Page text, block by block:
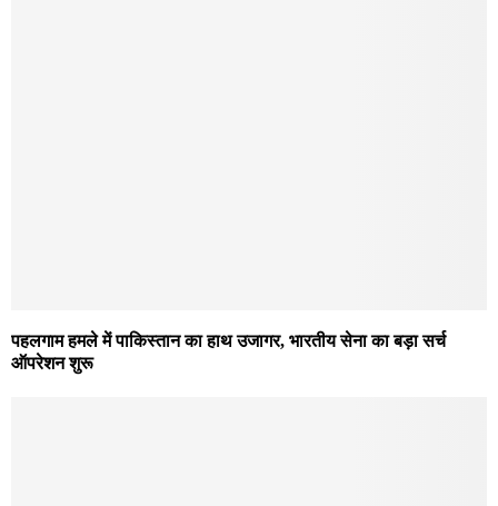
पहलगाम हमले में पाकिस्तान का हाथ उजागर, भारतीय सेना का बड़ा सर्च
ऑपरेशन शुरू